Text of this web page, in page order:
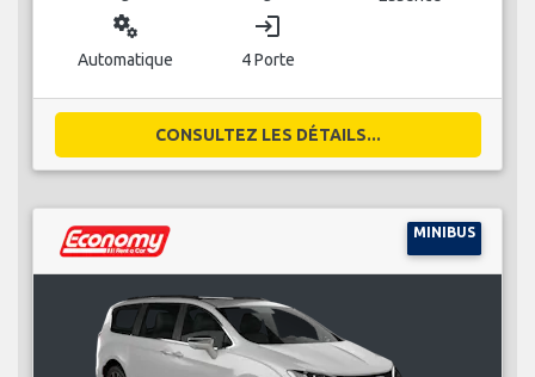
miscellaneous_services
Automatique
login
4 Porte
CONSULTEZ LES DÉTAILS...
MINIBUS